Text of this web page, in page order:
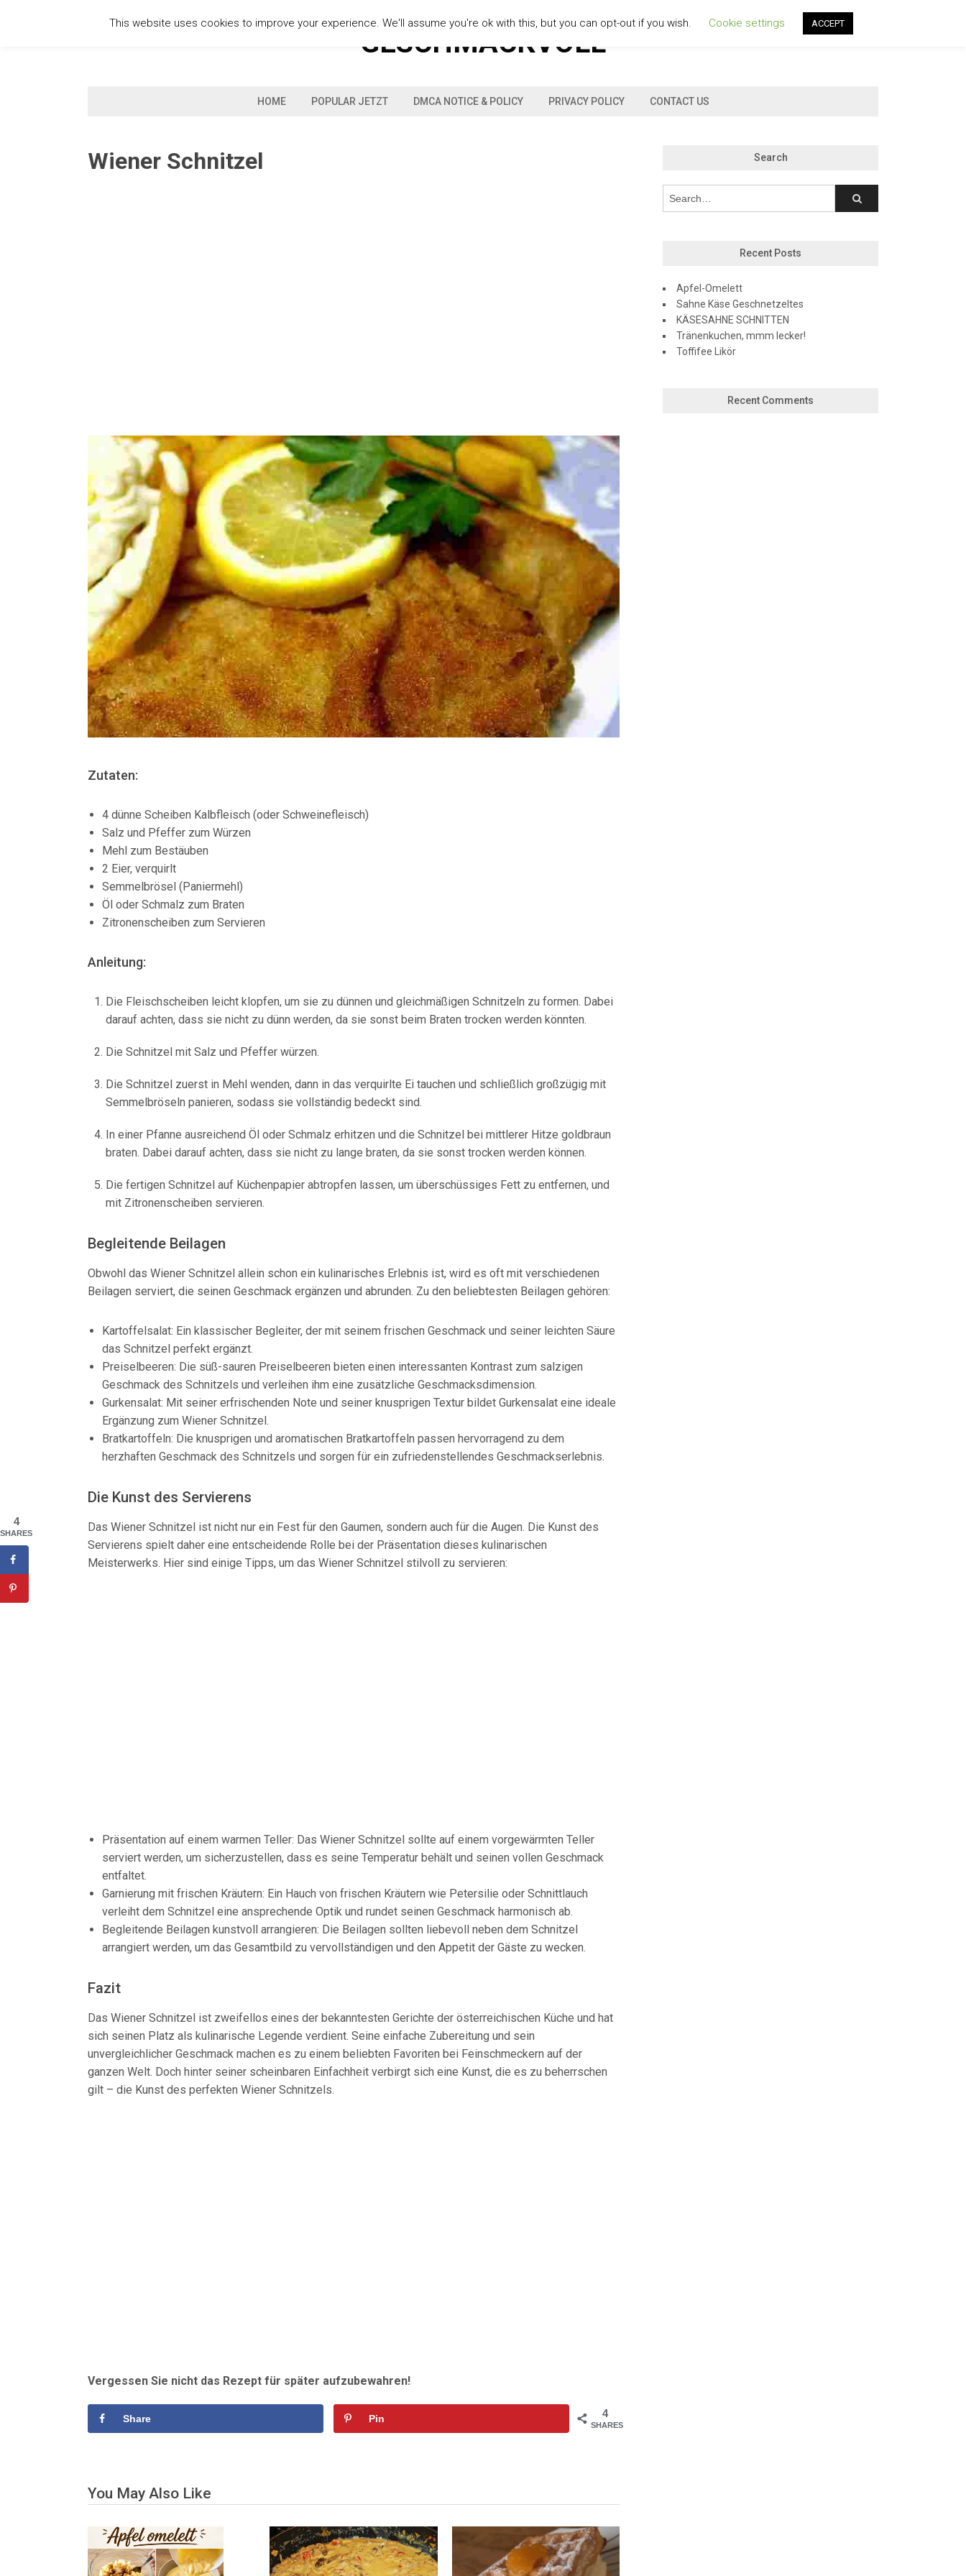
GESCHMACKVOLL
HOME POPULAR JETZT DMCA NOTICE & POLICY PRIVACY POLICY CONTACT US
Wiener Schnitzel
Zutaten:
4 dünne Scheiben Kalbfleisch (oder Schweinefleisch)
Salz und Pfeffer zum Würzen
Mehl zum Bestäuben
2 Eier, verquirlt
Semmelbrösel (Paniermehl)
Öl oder Schmalz zum Braten
Zitronenscheiben zum Servieren
Anleitung:
Die Fleischscheiben leicht klopfen, um sie zu dünnen und gleichmäßigen Schnitzeln zu formen. Dabei
darauf achten, dass sie nicht zu dünn werden, da sie sonst beim Braten trocken werden könnten.
Die Schnitzel mit Salz und Pfeffer würzen.
Die Schnitzel zuerst in Mehl wenden, dann in das verquirlte Ei tauchen und schließlich großzügig mit
Semmelbröseln panieren, sodass sie vollständig bedeckt sind.
In einer Pfanne ausreichend Öl oder Schmalz erhitzen und die Schnitzel bei mittlerer Hitze goldbraun
braten. Dabei darauf achten, dass sie nicht zu lange braten, da sie sonst trocken werden können.
Die fertigen Schnitzel auf Küchenpapier abtropfen lassen, um überschüssiges Fett zu entfernen, und
mit Zitronenscheiben servieren.
Begleitende Beilagen
Obwohl das Wiener Schnitzel allein schon ein kulinarisches Erlebnis ist, wird es oft mit verschiedenen
Beilagen serviert, die seinen Geschmack ergänzen und abrunden. Zu den beliebtesten Beilagen gehören:
Kartoffelsalat: Ein klassischer Begleiter, der mit seinem frischen Geschmack und seiner leichten Säure
das Schnitzel perfekt ergänzt.
Preiselbeeren: Die süß-sauren Preiselbeeren bieten einen interessanten Kontrast zum salzigen
Geschmack des Schnitzels und verleihen ihm eine zusätzliche Geschmacksdimension.
Gurkensalat: Mit seiner erfrischenden Note und seiner knusprigen Textur bildet Gurkensalat eine ideale
Ergänzung zum Wiener Schnitzel.
Bratkartoffeln: Die knusprigen und aromatischen Bratkartoffeln passen hervorragend zu dem
herzhaften Geschmack des Schnitzels und sorgen für ein zufriedenstellendes Geschmackserlebnis.
Die Kunst des Servierens
Das Wiener Schnitzel ist nicht nur ein Fest für den Gaumen, sondern auch für die Augen. Die Kunst des
Servierens spielt daher eine entscheidende Rolle bei der Präsentation dieses kulinarischen
Meisterwerks. Hier sind einige Tipps, um das Wiener Schnitzel stilvoll zu servieren:
Präsentation auf einem warmen Teller: Das Wiener Schnitzel sollte auf einem vorgewärmten Teller
serviert werden, um sicherzustellen, dass es seine Temperatur behält und seinen vollen Geschmack
entfaltet.
Garnierung mit frischen Kräutern: Ein Hauch von frischen Kräutern wie Petersilie oder Schnittlauch
verleiht dem Schnitzel eine ansprechende Optik und rundet seinen Geschmack harmonisch ab.
Begleitende Beilagen kunstvoll arrangieren: Die Beilagen sollten liebevoll neben dem Schnitzel
arrangiert werden, um das Gesamtbild zu vervollständigen und den Appetit der Gäste zu wecken.
Fazit
Das Wiener Schnitzel ist zweifellos eines der bekanntesten Gerichte der österreichischen Küche und hat
sich seinen Platz als kulinarische Legende verdient. Seine einfache Zubereitung und sein
unvergleichlicher Geschmack machen es zu einem beliebten Favoriten bei Feinschmeckern auf der
ganzen Welt. Doch hinter seiner scheinbaren Einfachheit verbirgt sich eine Kunst, die es zu beherrschen
gilt – die Kunst des perfekten Wiener Schnitzels.
Vergessen Sie nicht das Rezept für später aufzubewahren!
4
SHARES
Share Pin
You May Also Like
Search
Recent Posts
Apfel-Omelett
Sahne Käse Geschnetzeltes
KÄSESAHNE SCHNITTEN
Tränenkuchen, mmm lecker!
Toffifee Likör
Recent Comments
This website uses cookies to improve your experience. We'll assume you're ok with this, but you can opt-out if you wish. Cookie settings ACCEPT
4
SHARES